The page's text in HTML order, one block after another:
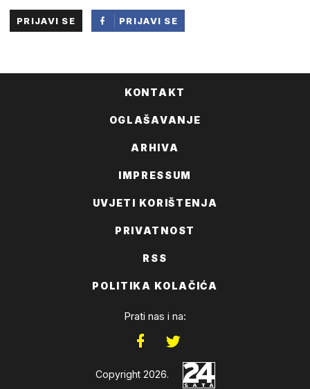
PRIJAVI SE
PRIJAVI SE
KONTAKT
OGLAŠAVANJE
ARHIVA
IMPRESSUM
UVJETI KORIŠTENJA
PRIVATNOST
RSS
POLITIKA KOLAČIĆA
Prati nas i na:
Copyright 2026.